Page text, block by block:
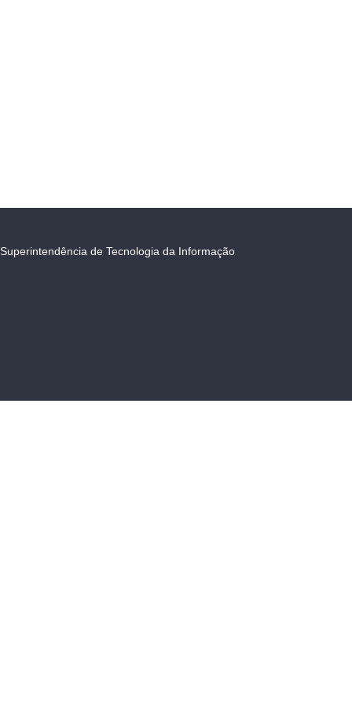
Superintendência de Tecnologia da Informação